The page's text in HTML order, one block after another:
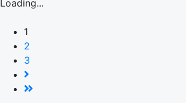
Loading...
1
2
3